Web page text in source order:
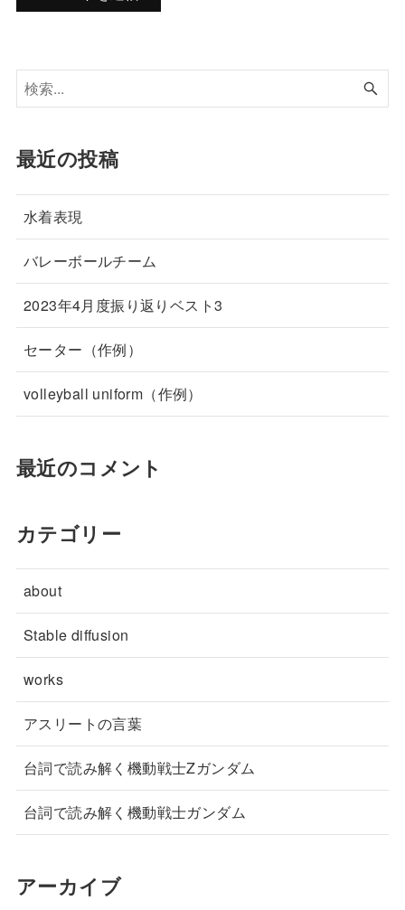
最近の投稿
水着表現
バレーボールチーム
2023年4月度振り返りベスト3
セーター（作例）
volleyball uniform（作例）
最近のコメント
カテゴリー
about
Stable diffusion
works
アスリートの言葉
台詞で読み解く機動戦士Zガンダム
台詞で読み解く機動戦士ガンダム
アーカイブ